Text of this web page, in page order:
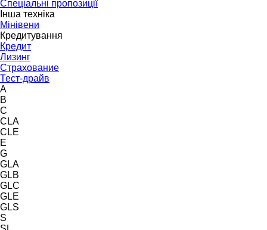
Спеціальні пропозиції
Інша техніка
Мінівени
Кредитування
Кредит
Лизинг
Страхование
Тест-драйв
A
B
C
CLA
CLE
E
G
GLA
GLB
GLC
GLE
GLS
S